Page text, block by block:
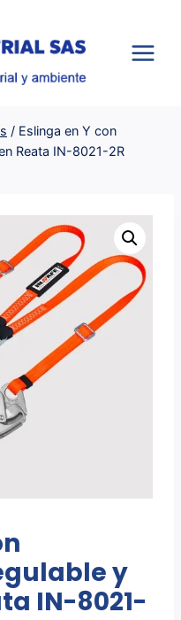
/ Eslinga en Y con
Reata IN-8021-2R
y
IN-8021-